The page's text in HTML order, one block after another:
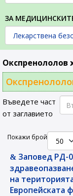
ЗА
Окспренололов
Въведете част
от заглавието
Покажи брой
Заповед РД-
на
Европейската